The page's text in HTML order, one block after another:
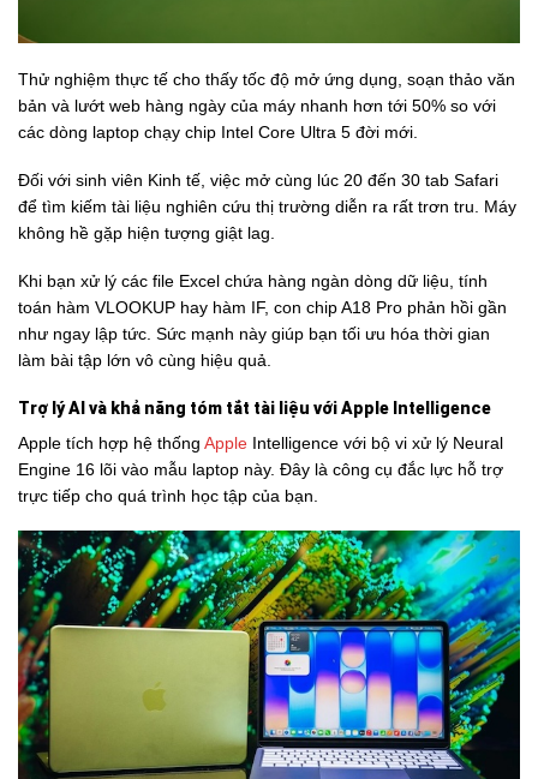
Thử nghiệm thực tế cho thấy tốc độ mở ứng dụng, soạn thảo văn
bản và lướt web hàng ngày của máy nhanh hơn tới 50% so với
các dòng laptop chạy chip Intel Core Ultra 5 đời mới.
Đối với sinh viên Kinh tế, việc mở cùng lúc 20 đến 30 tab Safari
để tìm kiếm tài liệu nghiên cứu thị trường diễn ra rất trơn tru. Máy
không hề gặp hiện tượng giật lag.
Khi bạn xử lý các file Excel chứa hàng ngàn dòng dữ liệu, tính
toán hàm VLOOKUP hay hàm IF, con chip A18 Pro phản hồi gần
như ngay lập tức. Sức mạnh này giúp bạn tối ưu hóa thời gian
làm bài tập lớn vô cùng hiệu quả.
Trợ lý AI và khả năng tóm tắt tài liệu với Apple Intelligence
Apple tích hợp hệ thống Apple Intelligence với bộ vi xử lý Neural
Engine 16 lõi vào mẫu laptop này. Đây là công cụ đắc lực hỗ trợ
trực tiếp cho quá trình học tập của bạn.